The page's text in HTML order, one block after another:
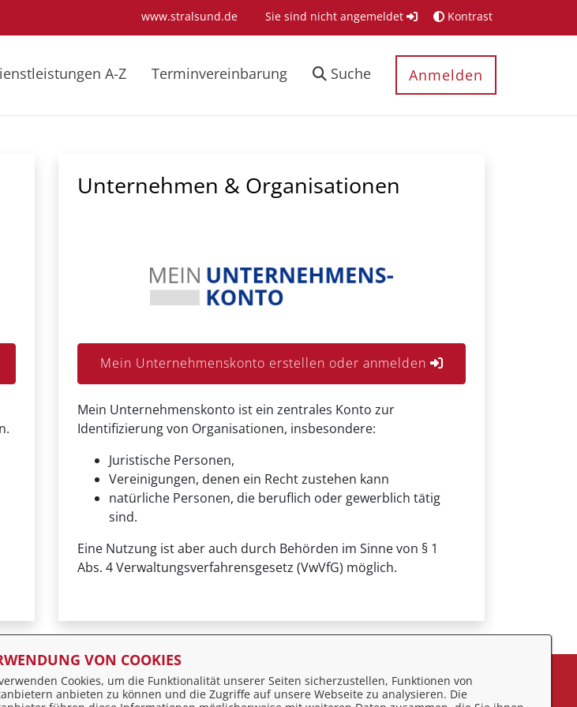
www.stralsund.de Sie sind nicht angemeldet Kontrast
A-Z Terminvereinbarung Suche Anmelden
Unternehmen & Organisationen
Mein Unternehmenskonto erstellen oder anmelden
Mein Unternehmenskonto ist ein zentrales Konto zur
Identifizierung von Organisationen, insbesondere:
Juristische Personen,
Vereinigungen, denen ein Recht zustehen kann
natürliche Personen, die beruflich oder gewerblich tätig
sind.
Eine Nutzung ist aber auch durch Behörden im Sinne von § 1
Abs. 4 Verwaltungsverfahrensgesetz (VwVfG) möglich.
Stralsund Feedback
VON COOKIES
Cookies, um die Funktionalität unserer Seiten sicherzustellen, Funktionen von
anbieten zu können und die Zugriffe auf unsere Webseite zu analysieren. Die